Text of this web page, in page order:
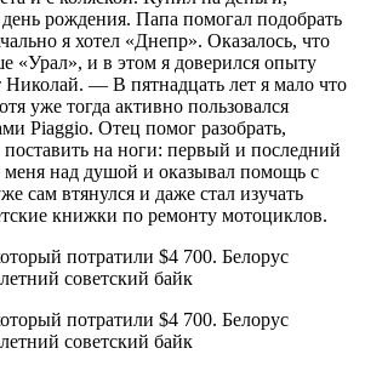
рождения. Папа помогал подобрать
я хотел «Днепр». Оказалось, что
«Урал», и в этом я доверился опыту
— В пятнадцать лет я мало что
уже тогда активно пользовался
Piaggio. Отец помог разобрать,
на ноги: первый и последний
меня над душой и оказывал помощь с
сам втянулся и даже стал изучать
книжки по ремонту мотоциклов.